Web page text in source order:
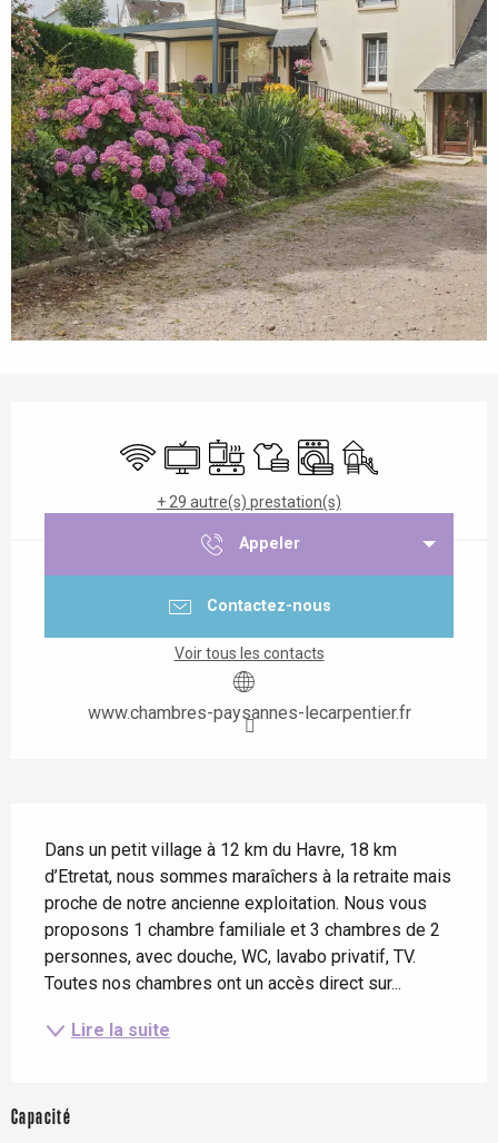
WiFi
TélévisionPlaque de cuisson
Draps et linge
Lave lingeJeux pour enfants /
+ 29 autre(s) prestation(s)
Appeler
Contactez-nous
Voir tous les contacts
www.chambres-paysannes-lecarpentier.fr
Dans un petit village à 12 km du Havre, 18 km
d’Etretat, nous sommes maraîchers à la retraite mais
proche de notre ancienne exploitation. Nous vous
proposons 1 chambre familiale et 3 chambres de 2
personnes, avec douche, WC, lavabo privatif, TV.
Toutes nos chambres ont un accès direct sur...
Lire la suite
Capacité